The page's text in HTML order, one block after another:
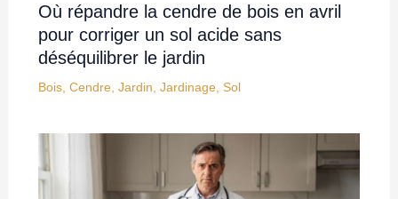
Où répandre la cendre de bois en avril
pour corriger un sol acide sans
déséquilibrer le jardin
Bois, Cendre Jardin Jardinage Sol